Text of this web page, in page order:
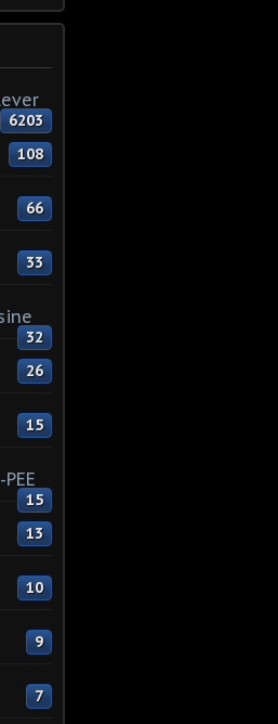
6203
108
66
33
32
26
15
15
13
10
9
7